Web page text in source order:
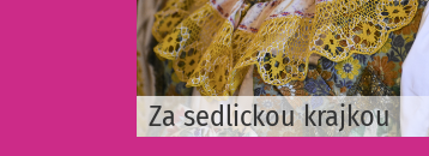
Za sedlickou krajkou